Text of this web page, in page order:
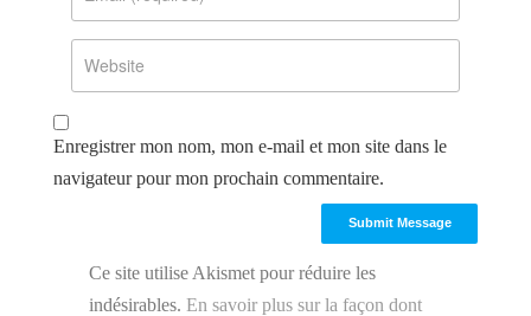
Enregistrer mon nom, mon e-mail et mon site dans le
navigateur pour mon prochain commentaire.
Ce site utilise Akismet pour réduire les
indésirables. En savoir plus sur la façon dont